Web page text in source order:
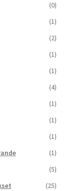
(0)
(1)
(2)
(1)
(1)
(4)
(1)
(1)
(1)
(1)
(5)
(25)